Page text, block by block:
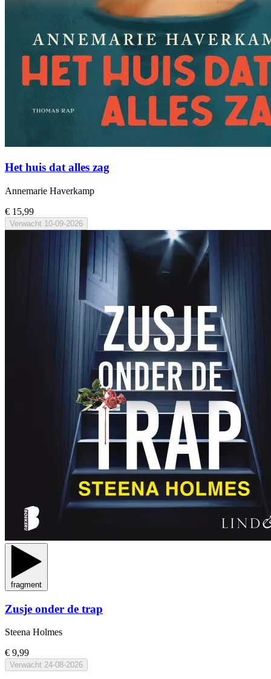
Het huis dat alles zag
Annemarie Haverkamp
€ 15,99
Verwacht 10-09-2026
fragment
Zusje onder de trap
Steena Holmes
€ 9,99
Verwacht 24-08-2026